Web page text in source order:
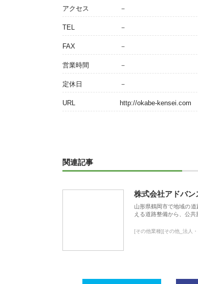
アクセス －
TEL －
FAX －
営業時間 －
定休日 －
URL http://okabe-kensei.com
関連記事
株式会社アドバ
山形県鶴岡市で地域の
える道路整備から、公
[その他業種][その他_法人